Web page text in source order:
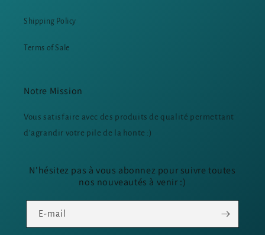
Shipping Policy
Terms of Sale
Notre Mission
Vous satisfaire avec des produits de qualité permettant
d’agrandir votre pile de la honte :)
N'hésitez pas à vous abonnez pour suivre toutes
nos nouveautés à venir :)
E-mail